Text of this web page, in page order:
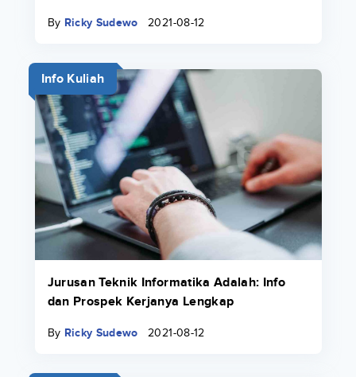
By Ricky Sudewo 2021-08-12
Info Kuliah
Jurusan Teknik Informatika Adalah: Info
dan Prospek Kerjanya Lengkap
By Ricky Sudewo 2021-08-12